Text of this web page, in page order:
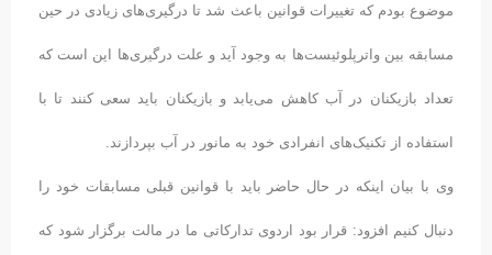
موضوع بودم که تغییرات قوانین باعث شد تا درگیری‌های زیادی در حین
مسابقه بین واترپلوئیست‌ها به وجود آید و علت درگیری‌ها این است که
تعداد بازیکنان در آب کاهش می‌یابد و بازیکنان باید سعی کنند تا با
استفاده از تکنیک‌های انفرادی خود به مانور در آب بپردازند.
وی با بیان اینکه در حال حاضر باید با قوانین قبلی مسابقات خود را
دنبال کنیم افزود: قرار بود اردوی تدارکاتی ما در مالت برگزار شود که